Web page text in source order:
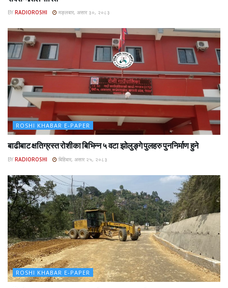
BY RADIOROSHI मङ्लबार, असार ३०, २०८३
ROSHI KHABAR E-PAPER
बाढीबाट क्षतिग्रस्त रोशीका बिभिन्न ५ वटा झोलुङ्गे पुलहरु पुननिर्माण हुने
BY RADIOROSHI बिहिबार, असार २५, २०८३
ROSHI KHABAR E-PAPER